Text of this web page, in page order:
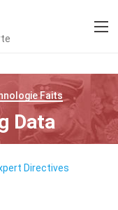
Faits
Data
Directives